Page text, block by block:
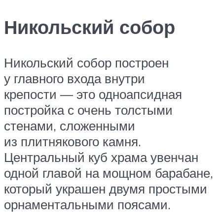
Никольский собор
Никольский собор построен
у главного входа внутри
крепости — это одноапсидная
постройка с очень толстыми
стенами, сложенными
из плитнякового камня.
Центральный куб храма увенчан
одной главой на мощном барабане,
который украшен двумя простыми
орнаментальными поясами.